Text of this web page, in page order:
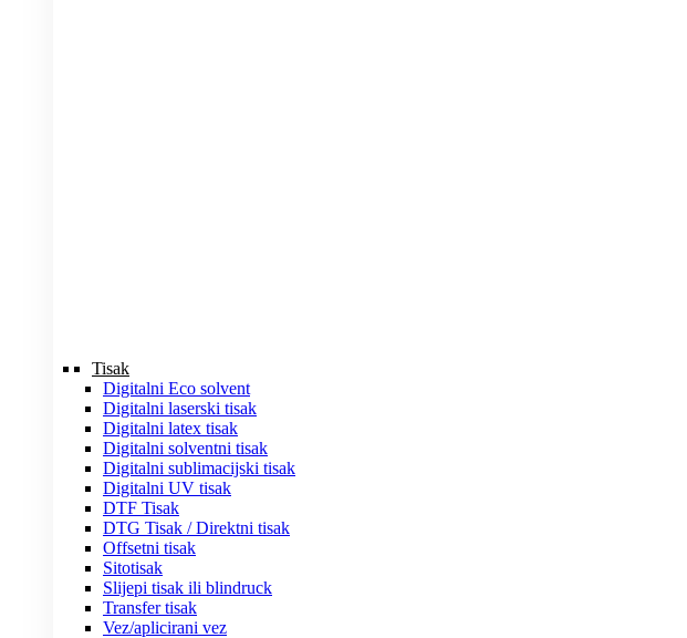
Tisak
Digitalni Eco solvent
Digitalni laserski tisak
Digitalni latex tisak
Digitalni solventni tisak
Digitalni sublimacijski tisak
Digitalni UV tisak
DTF Tisak
DTG Tisak / Direktni tisak
Offsetni tisak
Sitotisak
Slijepi tisak ili blindruck
Transfer tisak
Vez/aplicirani vez